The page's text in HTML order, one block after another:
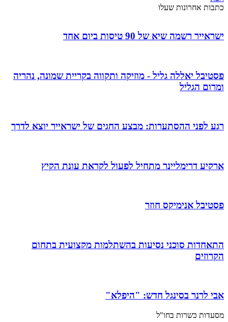
כתבות אחרונות שעלו
ישראייר רשמה שיא של 90 טיסות ביום אחד
פסטיבל יאללה גליל - מוזיקה ותקווה בקריית שמונה, נהריה
ומרום הגליל
רגע לפני ההסתערות: מבצע החגים של ישראייר יוצא לדרך
ארקיע דרימליינר מתחיל לפעול לקראת עונת הקיץ
פסטיבל אנימיקס חוזר
התאחדות סוכני נסיעות בהשתלמות מקצועית בתחום
הקרוזים
אבי לרנר בסינגל חדש: "היפלא"
מסעדות כשרות בחו"ל